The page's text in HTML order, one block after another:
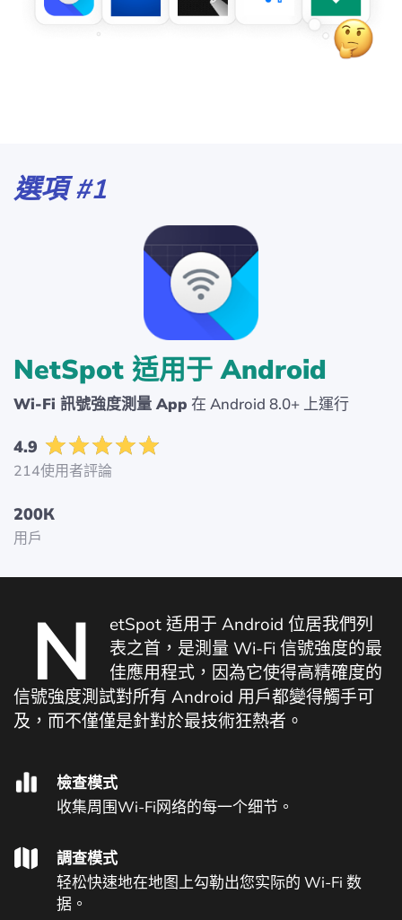
選項 #1
NetSpot 适用于 Android
Wi-Fi 訊號強度測量 App 在 Android 8.0+ 上運行
4.9
214使用者評論
200К
用戶
N
etSpot 适用于 Android 位居我們列
表之首，是測量 Wi-Fi 信號強度的最
佳應用程式，因為它使得高精確度的
信號強度測試對所有 Android 用戶都變得觸手可
及，而不僅僅是針對於最技術狂熱者。
檢查模式
收集周围Wi-Fi网络的每一个细节。
調查模式
轻松快速地在地图上勾勒出您实际的 Wi-Fi 数
据。